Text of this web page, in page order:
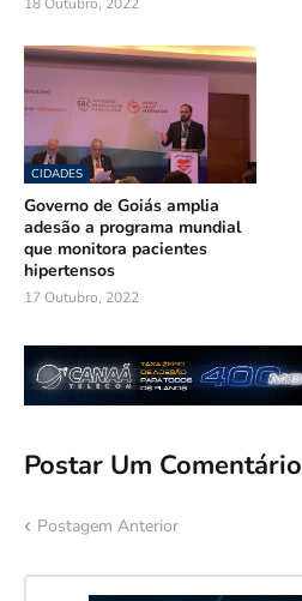
CIDADES
Governo de Goiás amplia
adesão a programa mundial
que monitora pacientes
hipertensos
17 Outubro, 2022
Postar Um Comentário
Postagem Anterior